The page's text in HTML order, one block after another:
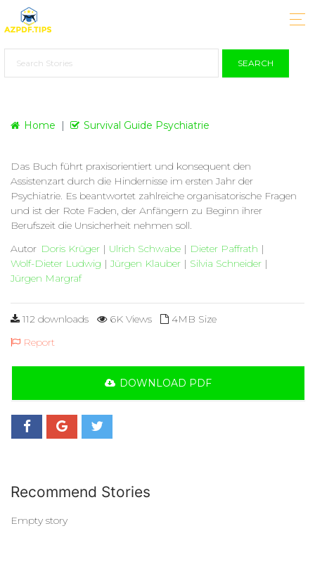
SEARCH
Home Survival Guide Psychiatrie
Das Buch führt praxisorientiert und konsequent den
Assistenzart durch die Hindernisse im ersten Jahr der
Psychiatrie. Es beantwortet zahlreiche organisatorische Fragen
und ist der Rote Faden, der Anfängern zu Beginn ihrer
Berufszeit die Unsicherheit nehmen soll.
Autor Doris Krüger | Ulrich Schwabe | Dieter Paffrath |
Wolf-Dieter Ludwig | Jürgen Klauber | Silvia Schneider |
Jürgen Margraf
112 downloads 6K Views
4MB Size
Report
DOWNLOAD PDF
Recommend Stories
Empty story